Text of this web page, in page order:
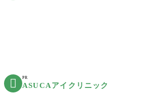
 PR
ASUCAアイクリニック